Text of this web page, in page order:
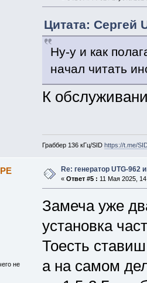
Цитата: Сергей
Ну-у и как
начал читать
К
Граббер 136 кГц/SID https://t.me/
не
Re: генератор UTG-962
« Ответ #5 : 11 Мая 2025,
Замеча уже
установка
Тоесть
а на самом